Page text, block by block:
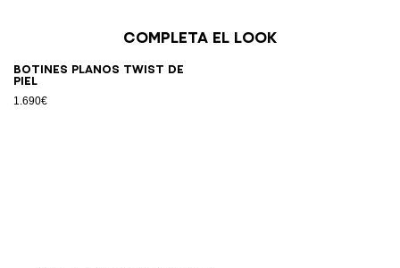
Completa el look
Botines planos Twist de
piel
1.690€